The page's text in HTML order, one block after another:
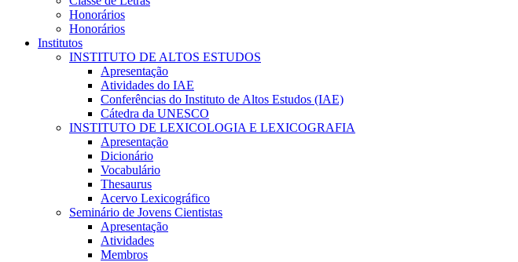
Honorários
Honorários
Institutos
INSTITUTO DE ALTOS ESTUDOS
Apresentação
Atividades do IAE
Conferências do Instituto de Altos Estudos (IAE)
Cátedra da UNESCO
INSTITUTO DE LEXICOLOGIA E LEXICOGRAFIA
Apresentação
Dicionário
Vocabulário
Thesaurus
Acervo Lexicográfico
Seminário de Jovens Cientistas
Apresentação
Atividades
Membros